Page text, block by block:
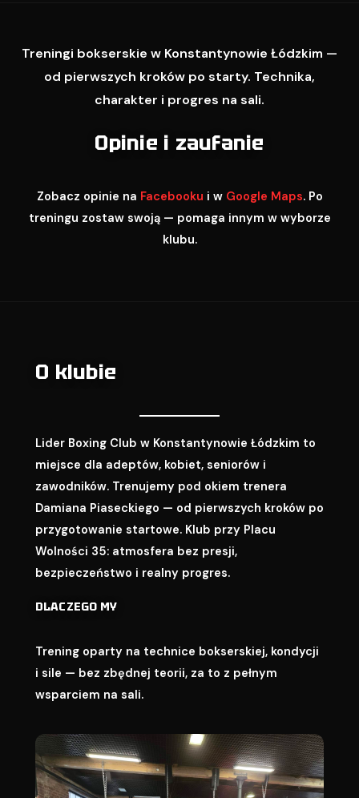
Treningi bokserskie w Konstantynowie Łódzkim —
od pierwszych kroków po starty. Technika,
charakter i progres na sali.
Opinie i zaufanie
Zobacz opinie na Facebooku i w Google Maps. Po
treningu zostaw swoją — pomaga innym w wyborze
klubu.
O klubie
Lider Boxing Club w Konstantynowie Łódzkim to
miejsce dla adeptów, kobiet, seniorów i
zawodników. Trenujemy pod okiem trenera
Damiana Piaseckiego — od pierwszych kroków po
przygotowanie startowe. Klub przy Placu
Wolności 35: atmosfera bez presji,
bezpieczeństwo i realny progres.
DLACZEGO MY
Trening oparty na technice bokserskiej, kondycji
i sile — bez zbędnej teorii, za to z pełnym
wsparciem na sali.